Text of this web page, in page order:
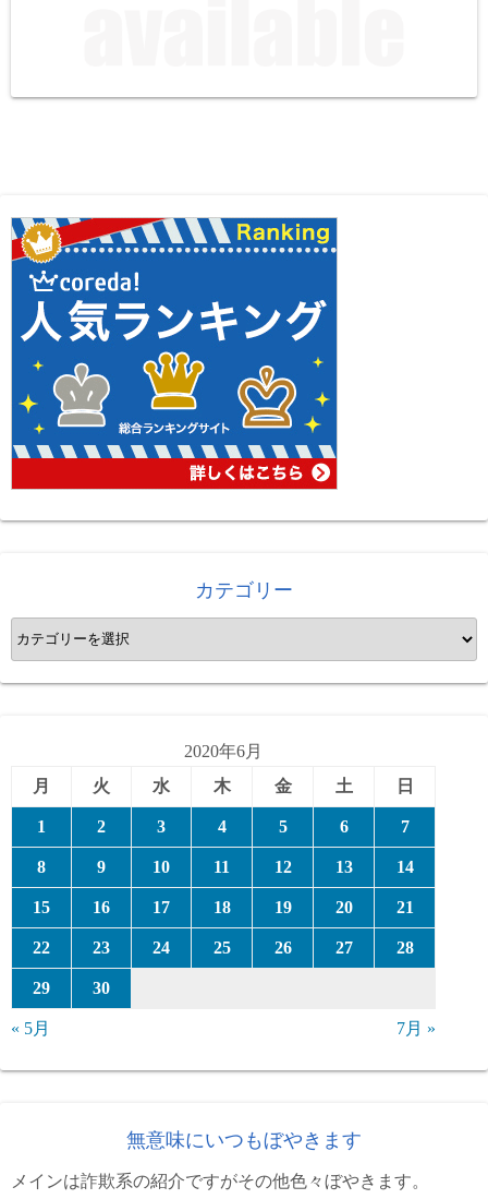
カテゴリー
カ
テ
ゴ
2020年6月
月
火 水 木 金 土 日
1 2 3 4 5 6 7
8 9 10 11 12 13 14
15 16 17 18 19 20 21
22 23 24 25 26 27 28
29 30
« 5月 7月 »
無意味にいつもぼやきます
メインは詐欺系の紹介ですがその他色々ぼやきます。